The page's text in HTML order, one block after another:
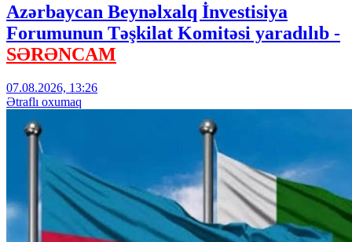
Azərbaycan Beynəlxalq İnvestisiya
Forumunun Təşkilat Komitəsi yaradılıb -
SƏRƏNCAM
07.08.2026, 13:26
Ətraflı oxumaq